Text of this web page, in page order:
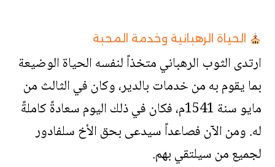
الحياة الرهبانية وخدمة المحبة
ارتدى الثوب الرهباني متخذاً لنفسه الحياة الوضيعة
بما يقوم به من خدمات بالدير، وكان في الثالث من
مايو سنة 1541م، فكان في ذلك اليوم سعادةً كاملةً
له. ومن الآن فصاعداً سيدعى بحق الأخ سلفادور
لجميع من سيلتقي بهم.